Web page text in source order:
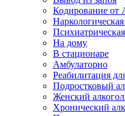
Кодирование от
На дому
В стационаре
Амбулаторно
Реабилитация
Подростковый
Женский
Хронический